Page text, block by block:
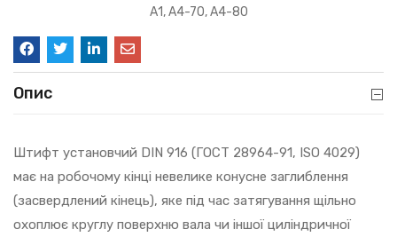
А1, А4-70, А4-80
Опис
Штифт установчий DIN 916 (ГОСТ 28964-91, ISO 4029)
має на робочому кінці невелике конусне заглиблення
(засвердлений кінець), яке під час затягування щільно
охоплює круглу поверхню вала чи іншої циліндричної